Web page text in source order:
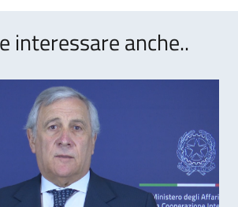
interessare anche..